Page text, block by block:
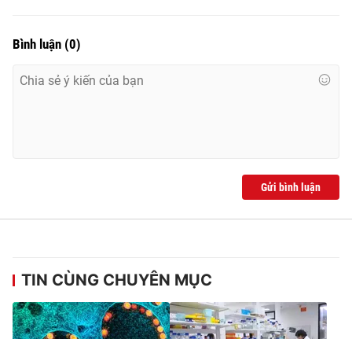
THỜI BÁO VTV
cấp ngày 29/12/2023
Phó Tổng Biên tập:Nguyễn Thị Mỹ Hạnh, Phạm Quốc Thắng,
Nguyễn Trọng Ninh
Bình luận (0)
Gửi bình luận
TIN CÙNG CHUYÊN MỤC